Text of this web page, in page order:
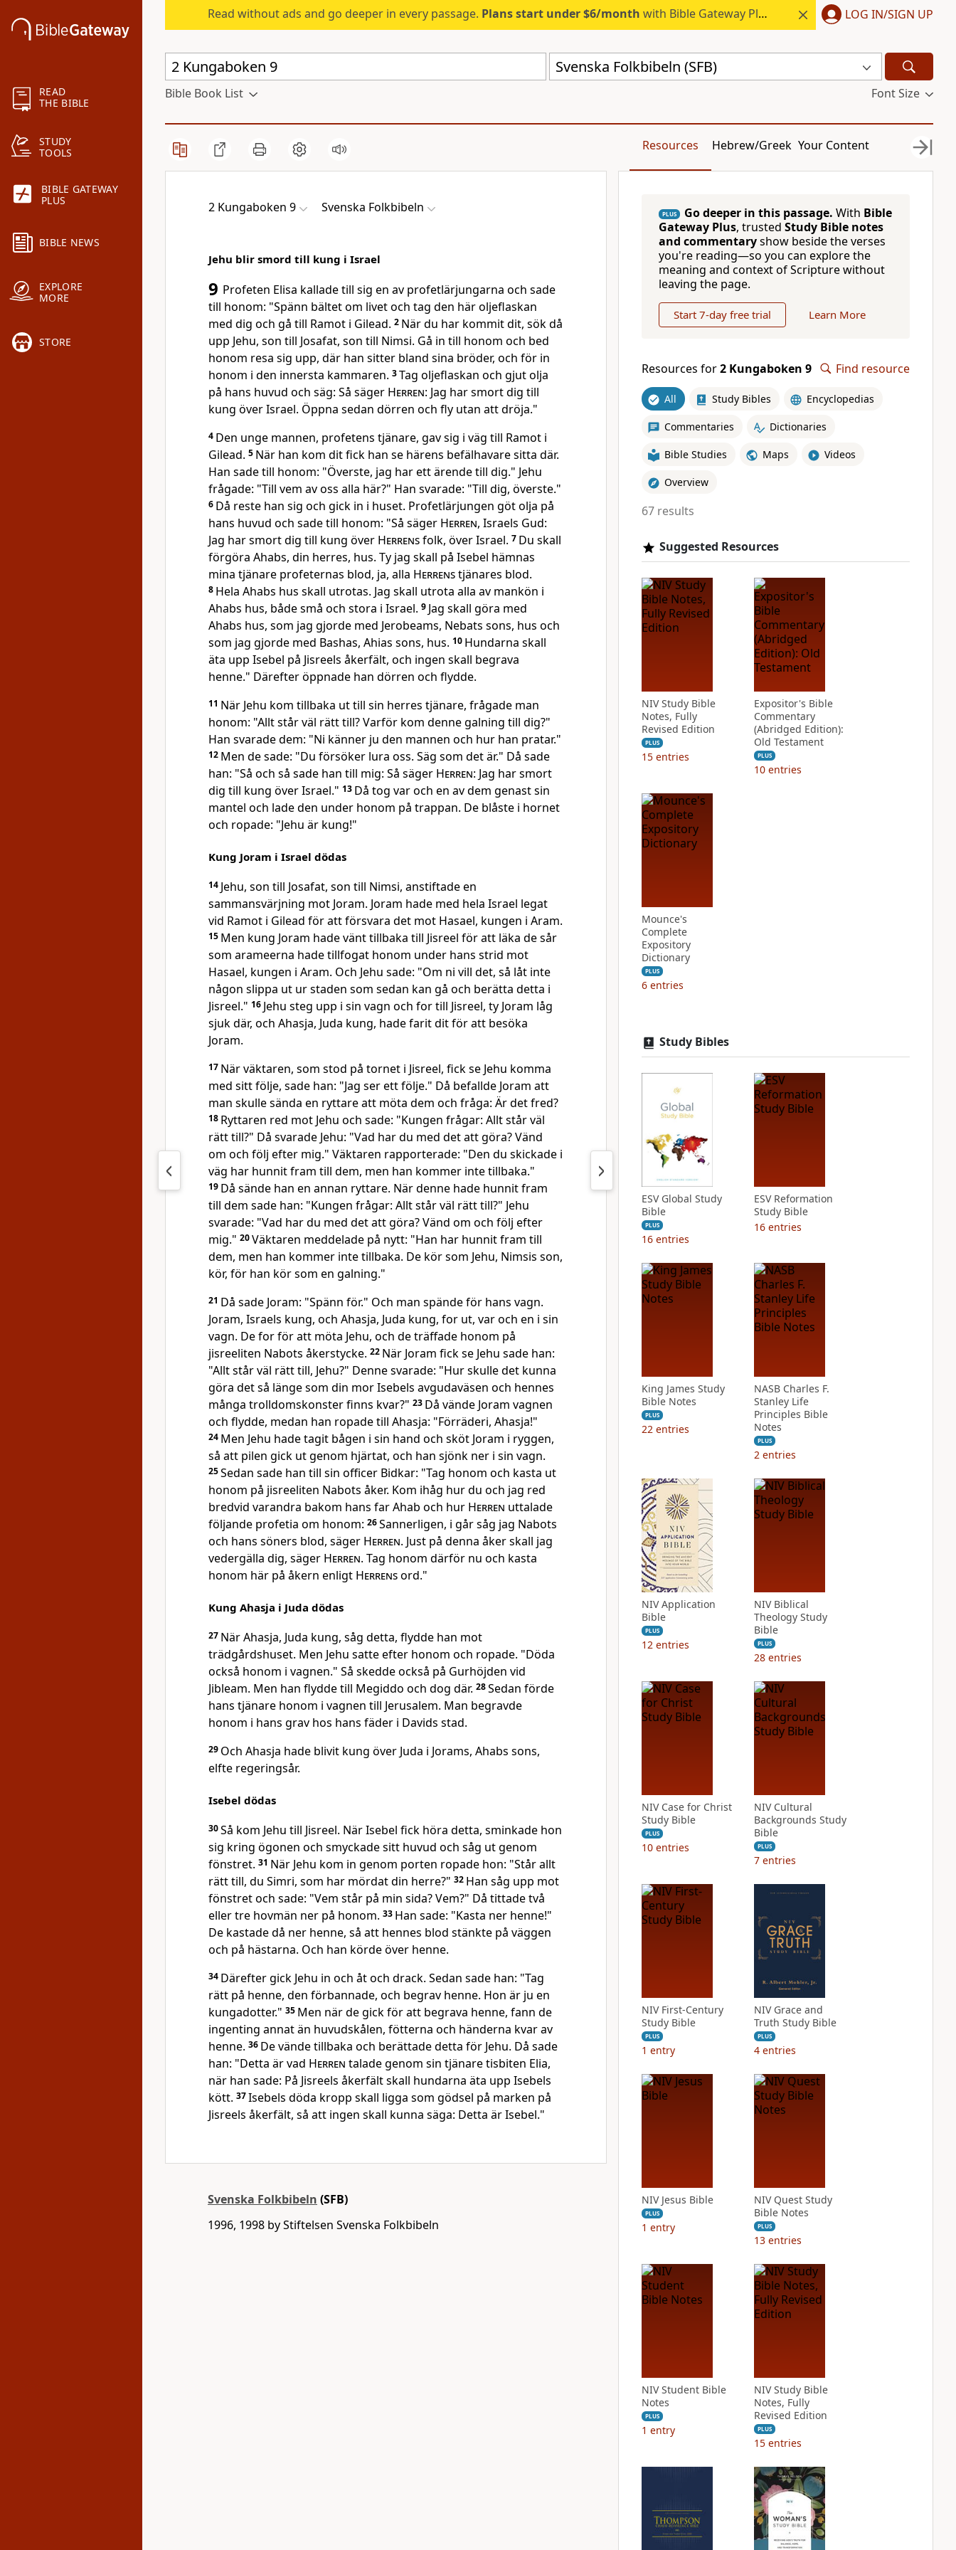
READ
THE BIBLE
STUDY
TOOLS
BIBLE GATEWAY
PLUS
BIBLE NEWS
EXPLORE
MORE
STORE
Read without ads and go deeper in every passage. Plans start under $6/month with Bible Gateway Plus. LOG IN/SIGN UP
Svenska Folkbibeln (SFB)
Bible Book List Font Size
Resources Hebrew/Greek Your Content
2 Kungaboken 9 Svenska Folkbibeln
Jehu blir smord till kung i Israel
9 Profeten Elisa kallade till sig en av profetlärjungarna och sade
till honom: "Spänn bältet om livet och tag den här oljeflaskan
med dig och gå till Ramot i Gilead. 2 När du har kommit dit, sök då
upp Jehu, son till Josafat, son till Nimsi. Gå in till honom och bed
honom resa sig upp, där han sitter bland sina bröder, och för in
honom i den innersta kammaren. 3Tag oljeflaskan och gjut olja
på hans huvud och säg: Så säger Herren: Jag har smort dig till
kung över Israel. Öppna sedan dörren och fly utan att dröja."
4 Den unge mannen, profetens tjänare, gav sig i väg till Ramot i
Gilead. 5 När han kom dit fick han se härens befälhavare sitta där.
Han sade till honom: "Överste, jag har ett ärende till dig." Jehu
frågade: "Till vem av oss alla här?" Han svarade: "Till dig, överste."
6 Då reste han sig och gick in i huset. Profetlärjungen göt olja på
hans huvud och sade till honom: "Så säger Herren, Israels Gud:
Jag har smort dig till kung över Herrensfolk, över Israel. 7 Du skall
förgöra Ahabs, din herres, hus. Ty jag skall på Isebel hämnas
mina tjänare profeternas blod, ja, alla Herrenstjänares blod.
8 Hela Ahabs hus skall utrotas. Jag skall utrota alla av mankön i
Ahabs hus, både små och stora i Israel. 9 Jag skall göra med
Ahabs hus, som jag gjorde med Jerobeams, Nebats sons, hus och
som jag gjorde med Bashas, Ahias sons, hus. 10 Hundarna skall
äta upp Isebel på Jisreels åkerfält, och ingen skall begrava
henne." Därefter öppnade han dörren och flydde.
11 När Jehu kom tillbaka ut till sin herres tjänare, frågade man
honom: "Allt står väl rätt till? Varför kom denne galning till dig?"
Han svarade dem: "Ni känner ju den mannen och hur han pratar."
12 Men de sade: "Du försöker lura oss. Säg som det är." Då sade
han: "Så och så sade han till mig: Så säger Herren: Jag har smort
dig till kung över Israel." 13 Då tog var och en av dem genast sin
mantel och lade den under honom på trappan. De blåste i hornet
och ropade: "Jehu är kung!"
Kung Joram i Israel dödas
14 Jehu, son till Josafat, son till Nimsi, anstiftade en
sammansvärjning mot Joram. Joram hade med hela Israel legat
vid Ramot i Gilead för att försvara det mot Hasael, kungen i Aram.
15 Men kung Joram hade vänt tillbaka till Jisreel för att läka de sår
som arameerna hade tillfogat honom under hans strid mot
Hasael, kungen i Aram. Och Jehu sade: "Om ni vill det, så låt inte
någon slippa ut ur staden som sedan kan gå och berätta detta i
Jisreel." 16 Jehu steg upp i sin vagn och for till Jisreel, ty Joram låg
sjuk där, och Ahasja, Juda kung, hade farit dit för att besöka
Joram.
17 När väktaren, som stod på tornet i Jisreel, fick se Jehu komma
med sitt följe, sade han: "Jag ser ett följe." Då befallde Joram att
man skulle sända en ryttare att möta dem och fråga: Är det fred?
18 Ryttaren red mot Jehu och sade: "Kungen frågar: Allt står väl
rätt till?" Då svarade Jehu: "Vad har du med det att göra? Vänd
om och följ efter mig." Väktaren rapporterade: "Den du skickade i
väg har hunnit fram till dem, men han kommer inte tillbaka."
19 Då sände han en annan ryttare. När denne hade hunnit fram
till dem sade han: "Kungen frågar: Allt står väl rätt till?" Jehu
svarade: "Vad har du med det att göra? Vänd om och följ efter
mig." 20Väktaren meddelade på nytt: "Han har hunnit fram till
dem, men han kommer inte tillbaka. De kör som Jehu, Nimsis son,
kör, för han kör som en galning."
21 Då sade Joram: "Spänn för." Och man spände för hans vagn.
Joram, Israels kung, och Ahasja, Juda kung, for ut, var och en i sin
vagn. De for för att möta Jehu, och de träffade honom på
jisreeliten Nabots åkerstycke. 22 När Joram fick se Jehu sade han:
"Allt står väl rätt till, Jehu?" Denne svarade: "Hur skulle det kunna
göra det så länge som din mor Isebels avgudaväsen och hennes
många trolldomskonster finns kvar?" 23 Då vände Joram vagnen
och flydde, medan han ropade till Ahasja: "Förräderi, Ahasja!"
24 Men Jehu hade tagit bågen i sin hand och sköt Joram i ryggen,
så att pilen gick ut genom hjärtat, och han sjönk ner i sin vagn.
25Sedan sade han till sin officer Bidkar: "Tag honom och kasta ut
honom på jisreeliten Nabots åker. Kom ihåg hur du och jag red
bredvid varandra bakom hans far Ahab och hur Herren uttalade
följande profetia om honom: 26Sannerligen, i går såg jag Nabots
och hans söners blod, säger Herren. Just på denna åker skall jag
vedergälla dig, säger Herren. Tag honom därför nu och kasta
honom här på åkern enligt Herrensord."
Kung Ahasja i Juda dödas
27 När Ahasja, Juda kung, såg detta, flydde han mot
trädgårdshuset. Men Jehu satte efter honom och ropade. "Döda
också honom i vagnen." Så skedde också på Gurhöjden vid
Jibleam. Men han flydde till Megiddo och dog där. 28Sedan förde
hans tjänare honom i vagnen till Jerusalem. Man begravde
honom i hans grav hos hans fäder i Davids stad.
29 Och Ahasja hade blivit kung över Juda i Jorams, Ahabs sons,
elfte regeringsår.
Isebel dödas
30Så kom Jehu till Jisreel. När Isebel fick höra detta, sminkade hon
sig kring ögonen och smyckade sitt huvud och såg ut genom
fönstret. 31 När Jehu kom in genom porten ropade hon: "Står allt
rätt till, du Simri, som har mördat din herre?" 32 Han såg upp mot
fönstret och sade: "Vem står på min sida? Vem?" Då tittade två
eller tre hovmän ner på honom. 33 Han sade: "Kasta ner henne!"
De kastade då ner henne, så att hennes blod stänkte på väggen
och på hästarna. Och han körde över henne.
34 Därefter gick Jehu in och åt och drack. Sedan sade han: "Tag
rätt på henne, den förbannade, och begrav henne. Hon är ju en
kungadotter." 35 Men när de gick för att begrava henne, fann de
ingenting annat än huvudskålen, fötterna och händerna kvar av
henne. 36 De vände tillbaka och berättade detta för Jehu. Då sade
han: "Detta är vad Herren talade genom sin tjänare tisbiten Elia,
när han sade: På Jisreels åkerfält skall hundarna äta upp Isebels
kött. 37Isebels döda kropp skall ligga som gödsel på marken på
Jisreels åkerfält, så att ingen skall kunna säga: Detta är Isebel."
Svenska Folkbibeln (SFB)
1996, 1998 by Stiftelsen Svenska Folkbibeln
PLUS Go deeper in this passage. With Bible
Gateway Plus, trusted Study Bible notes
and commentaryshow beside the verses
you're reading—so you can explore the
meaning and context of Scripture without
leaving the page.
Start 7-day free trial Learn More
Resources for2 Kungaboken 9 Find resource
All Study Bibles Encyclopedias
Commentaries Dictionaries
Bible Studies Maps Videos
Overview
67 results
Suggested Resources
NIV Study Bible
Notes, Fully
Revised Edition
PLUS
15 entries
Expositor's Bible
Commentary
(Abridged Edition):
Old Testament
PLUS
10 entries
Mounce's
Complete
Expository
Dictionary
PLUS
6 entries
Study Bibles
ESV Global Study
Bible
PLUS
16 entries
ESV Reformation
Study Bible
16 entries
King James Study
Bible Notes
PLUS
22 entries
NASB Charles F.
Stanley Life
Principles Bible
Notes
PLUS
2 entries
NIV Application
Bible
PLUS
12 entries
NIV Biblical
Theology Study
Bible
PLUS
28 entries
NIV Case for Christ
Study Bible
PLUS
10 entries
NIV Cultural
Backgrounds Study
Bible
PLUS
7 entries
NIV First-Century
Study Bible
PLUS
1 entry
NIV Grace and
Truth Study Bible
PLUS
4 entries
NIV Jesus Bible
PLUS
1 entry
NIV Quest Study
Bible Notes
PLUS
13 entries
NIV Student Bible
Notes
PLUS
1 entry
NIV Study Bible
Notes, Fully
Revised Edition
PLUS
15 entries